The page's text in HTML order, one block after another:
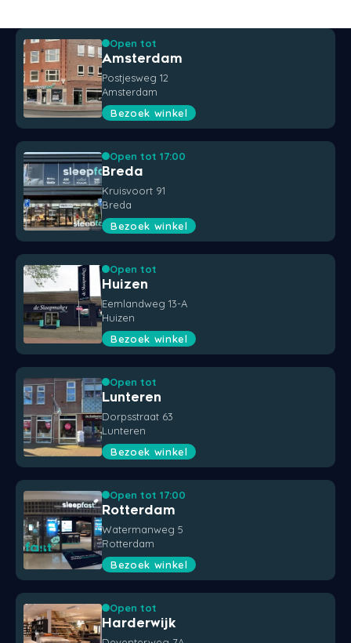
Open tot
Amsterdam
Postjesweg 12
Amsterdam
Bezoek winkel
Open tot 17:00
Breda
Kruisvoort 91
Breda
Bezoek winkel
Open tot
Huizen
Eemlandweg 13-A
Huizen
Bezoek winkel
Open tot
Lunteren
Dorpsstraat 63
Lunteren
Bezoek winkel
Open tot 17:00
Rotterdam
Watermanweg 5
Rotterdam
Bezoek winkel
Open tot
Harderwijk